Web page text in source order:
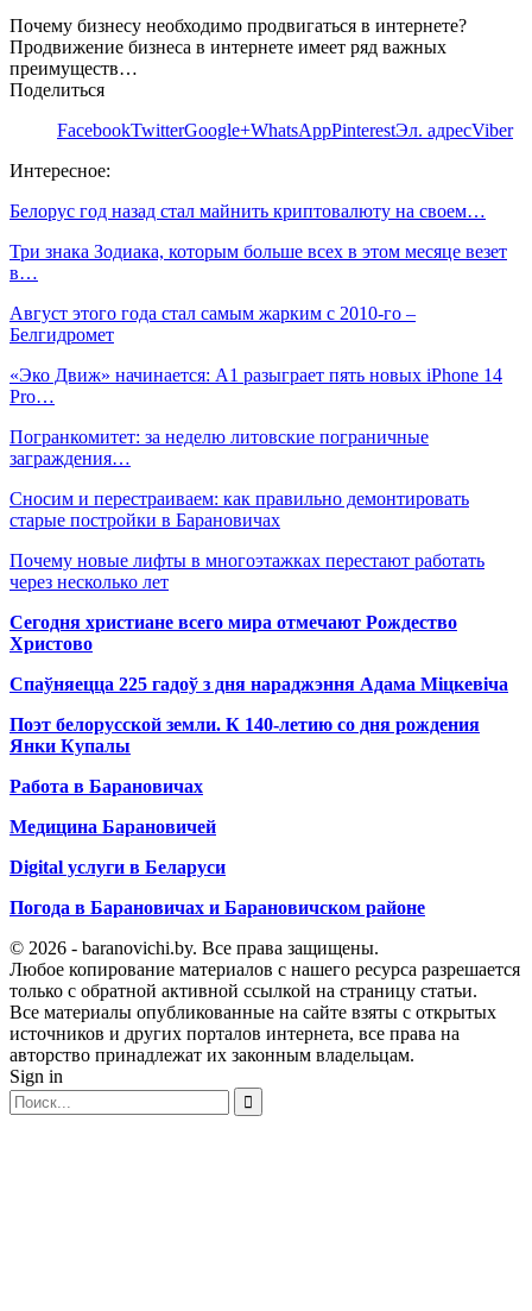
Почему бизнесу необходимо продвигаться в интернете?
Продвижение бизнеса в интернете имеет ряд важных
преимуществ…
Поделиться
FacebookTwitterGoogle+WhatsAppPinterestЭл. адресViber
Интересное:
Белорус год назад стал майнить криптовалюту на своем…
Три знака Зодиака, которым больше всех в этом месяце везет
в…
Август этого года стал самым жарким с 2010-го –
Белгидромет
«Эко Движ» начинается: А1 разыграет пять новых iPhone 14
Pro…
Погранкомитет: за неделю литовские пограничные
заграждения…
Сносим и перестраиваем: как правильно демонтировать
старые постройки в Барановичах
Почему новые лифты в многоэтажках перестают работать
через несколько лет
Сегодня христиане всего мира отмечают Рождество
Христово
Спаўняецца 225 гадоў з дня нараджэння Адама Міцкевіча
Поэт белорусской земли. К 140-летию со дня рождения
Янки Купалы
Работа в Барановичах
Медицина Барановичей
Digital услуги в Беларуси
Погода в Барановичах и Барановичском районе
© 2026 - baranovichi.by. Все права защищены.
Любое копирование материалов с нашего ресурса разрешается
только с обратной активной ссылкой на страницу статьи.
Все материалы опубликованные на сайте взяты с открытых
источников и других порталов интернета, все права на
авторство принадлежат их законным владельцам.
Sign in